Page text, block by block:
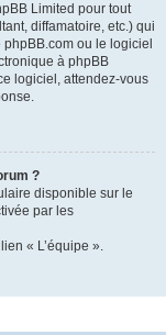
Limited pour tout
diffamatoire, etc.) qui
ou le logiciel
à phpBB
logiciel, attendez-vous
?
disponible sur le
par les
« L’équipe ».